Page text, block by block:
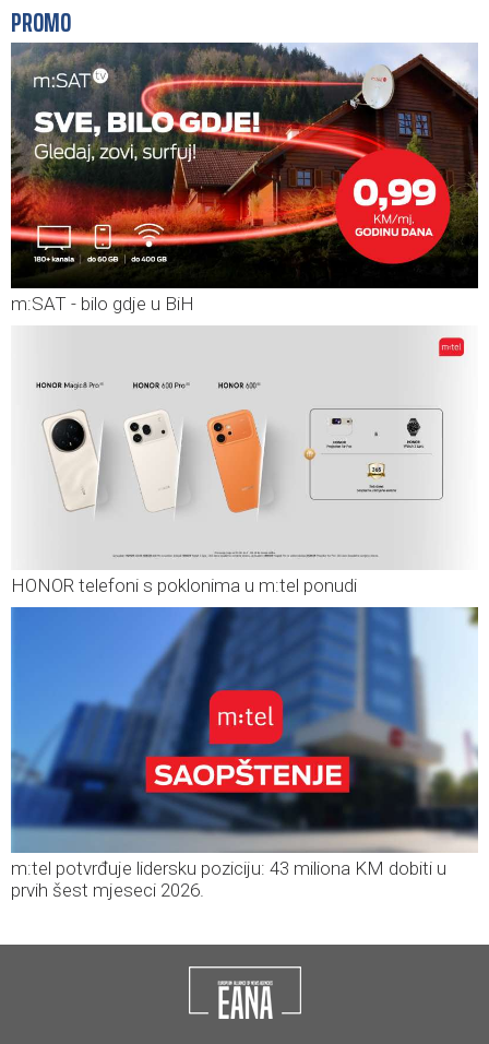
PROMO
m:SAT - bilo gdje u BiH
HONOR telefoni s poklonima u m:tel ponudi
m:tel potvrđuje lidersku poziciju: 43 miliona KM dobiti u
prvih šest mjeseci 2026.